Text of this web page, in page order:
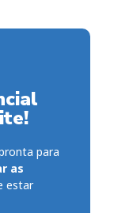
para
as
estar